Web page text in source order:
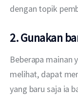
dengan topik
2. Gunakan
Beberapa mainan
melihat, dapat
yang baru saja ia